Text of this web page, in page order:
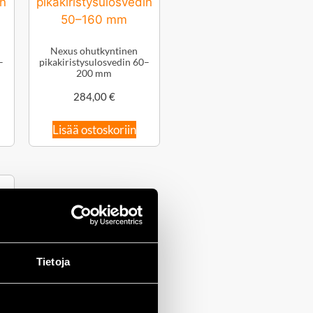
Tietoja
Nexus ohutkyntinen
pikakiristysulosvedin 60–
200 mm
284,00€
Lisää ostoskoriin